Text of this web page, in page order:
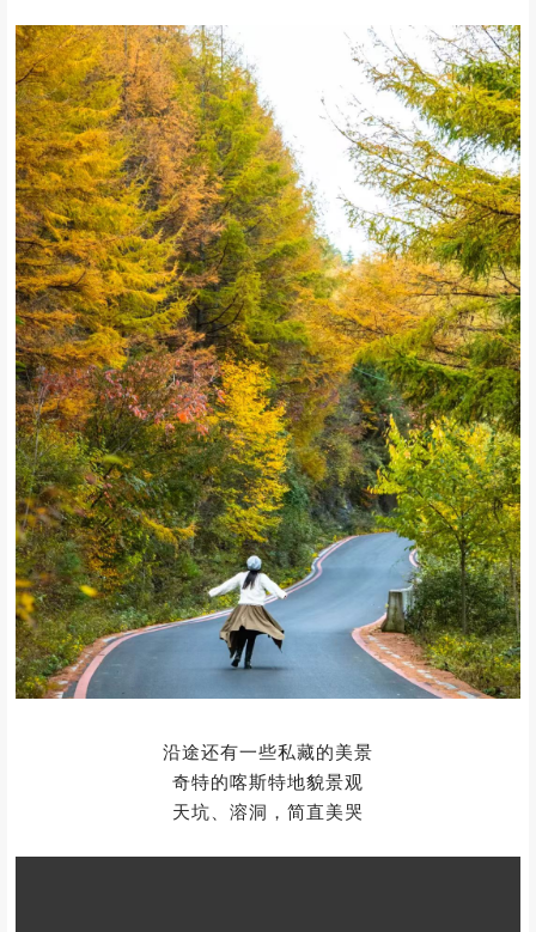
沿途还有一些私藏的美景
奇特的喀斯特地貌景观
天坑、溶洞，简直美哭